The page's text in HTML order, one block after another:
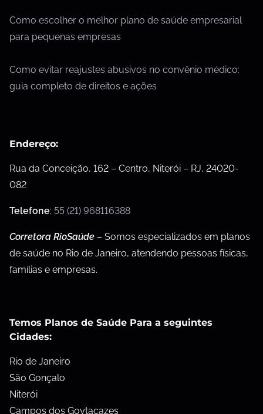
Como escolher o melhor plano de saúde empresarial
para pequenas empresas
Como evitar reajustes abusivos no convênio médico:
guia completo de direitos e ações
Endereço:
Rua da Conceição, 162 – Centro, Niterói – RJ, 24020-
082
Telefone: 55 (21) 968116388
Corretora RioSaúde – Somos especializados em planos
de saúde no Rio de Janeiro, atendendo pessoas físicas,
famílias e empresas.
Temos Planos de Saúde Para a seguintes
Cidades:
Rio de Janeiro
São Gonçalo
Niterói
Campos dos Goytacazes